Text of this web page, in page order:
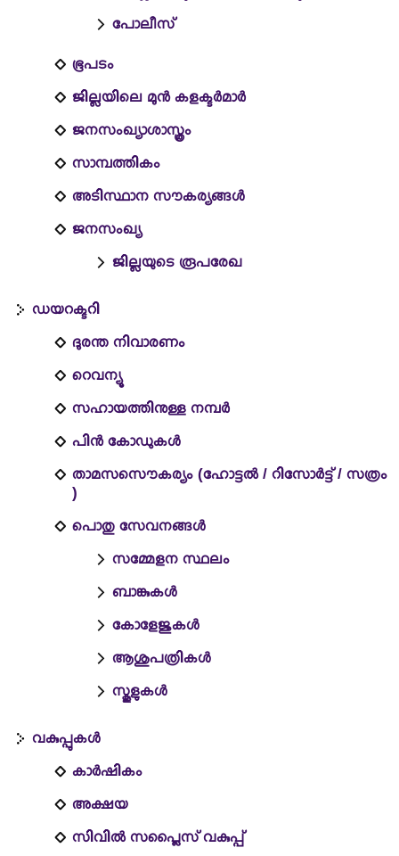
പോലീസ്
ഭൂപടം
ജില്ലയിലെ മുൻ കളക്ടർമാർ
ജനസംഖ്യാശാസ്ത്രം
സാമ്പത്തികം
അടിസ്ഥാന സൗകര്യങ്ങള്‍
ജനസംഖ്യ
ജില്ലയുടെ രൂപരേഖ
ഡയറക്ടറി
ദുരന്ത നിവാരണം
റെവന്യൂ
സഹായത്തിനുള്ള നമ്പര്‍
പിൻ കോഡുകൾ
താമസസൌകര്യം (ഹോട്ടല്‍ / റിസോര്‍ട്ട് / സത്രം
)
പൊതു സേവനങ്ങൾ
സമ്മേളന സ്ഥലം
ബാങ്കുകള്‍
കോളേജുകൾ
ആശുപത്രികൾ
സ്കൂളുകൾ
വകുപ്പുകൾ
കാര്‍ഷികം
അക്ഷയ
സിവില്‍ സപ്ലൈസ് വകുപ്പ്